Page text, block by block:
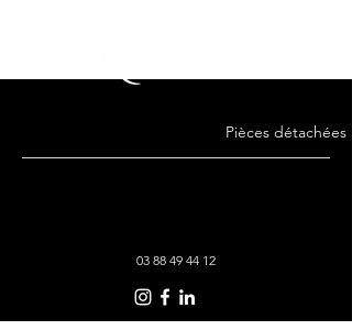
Pièces détachées
03 88 49 44 12